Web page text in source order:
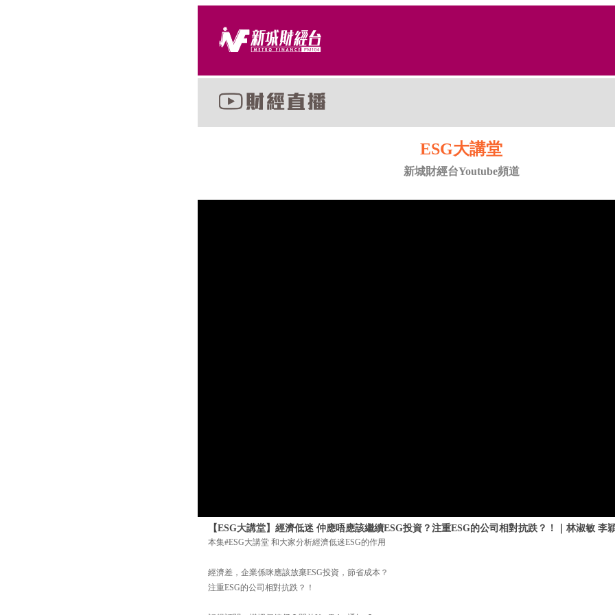
ESG大講堂
新城財經台Youtube頻道
【ESG大講堂】經濟低迷 仲應唔應該繼續ESG投資？注重ESG的公司相對抗跌？！｜林淑敏 李
本集#ESG大講堂 和大家分析經濟低迷ESG的作用
經濟差，企業係咪應該放棄ESG投資，節省成本？
注重ESG的公司相對抗跌？！